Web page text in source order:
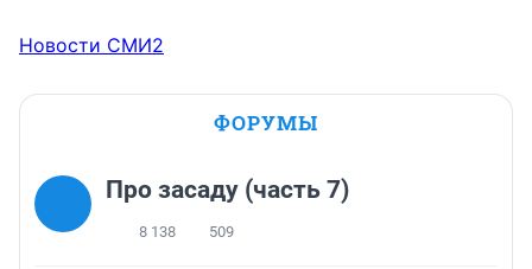
Новости СМИ2
ФОРУМЫ
Про засаду (часть 7)
8 138 509